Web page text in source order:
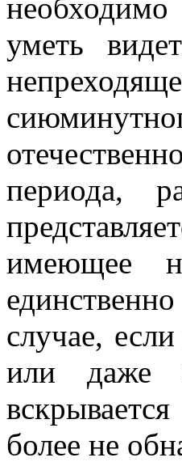
уметь
периода,
имеющее
случае,
или даже
более не